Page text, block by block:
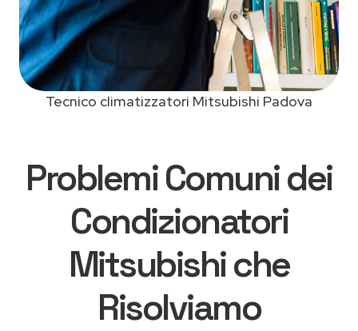
Tecnico climatizzatori Mitsubishi Padova
Problemi Comuni dei
Condizionatori
Mitsubishi che
Risolviamo